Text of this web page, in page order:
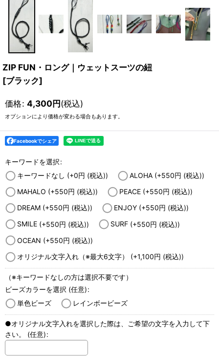
ZIP FUN・ロング｜ウェットスーツの紐
[ブラック]
価格: 4,300円(税込)
オプションにより価格が変わる場合もあります。
Facebookでシェア
キーワードを選択:
キーワードなし (+0円 (税込)) ALOHA (+550円 (税込))
MAHALO (+550円 (税込)) PEACE (+550円 (税込))
DREAM (+550円 (税込)) ENJOY (+550円 (税込))
SMILE (+550円 (税込)) SURF (+550円 (税込))
OCEAN (+550円 (税込))
オリジナル文字入れ（※最大6文字） (+1,100円 (税込))
（※キーワードなしの方は選択不要です）
ビーズカラーを選択 (任意):
単色ビーズ
レインボービーズ
●オリジナル文字入れを選択した際は、ご希望の文字を入力して下
さい。 (任意):